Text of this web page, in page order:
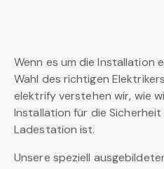
Wenn es um die Installation
Wahl des richtigen
elektrify verstehen wir, wie
Installation für die Sicherheit
Ladestation ist.
Unsere speziell